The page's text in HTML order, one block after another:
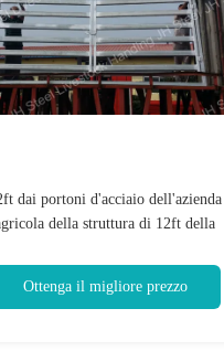
dai portoni d'acciaio dell'azienda
della struttura di 12ft della
Ottenga il migliore prezzo